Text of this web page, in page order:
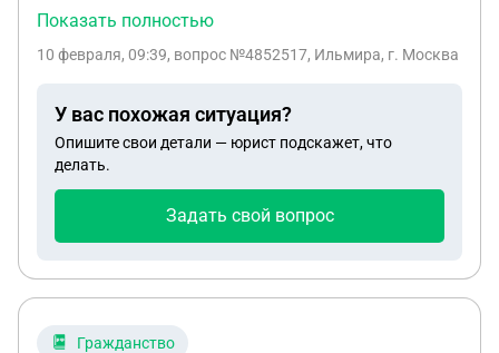
и медкомисии был выведен из военнской части в
идите куду хотите. После он вернулся в домой. И в
забрали его, вначале в Уфу потом в Алкино-2 это
в/ч номер незнаю потом его перевели в Донецк ,
муж сейчас проходит службу там у него нет ни
Показать полностью
10 февраля, 09:39, вопрос №4852517, Ильмира, г. Москва
У вас похожая ситуация?
Опишите свои детали — юрист подскажет, что
делать.
Задать свой вопрос
Гражданство